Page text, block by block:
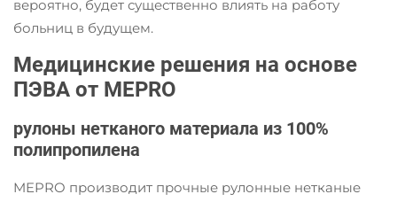
вероятно, будет существенно влиять на работу
больниц в будущем.
Медицинские решения на основе
ПЭВА от MEPRO
рулоны нетканого материала из 100%
полипропилена
MEPRO производит прочные рулонные нетканые